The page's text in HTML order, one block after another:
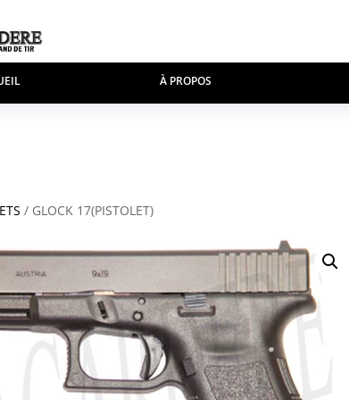
À PROPOS
/ GLOCK 17(PISTOLET)